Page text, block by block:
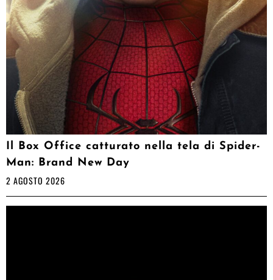
Il Box Office catturato nella tela di Spider-
Man: Brand New Day
2 AGOSTO 2026